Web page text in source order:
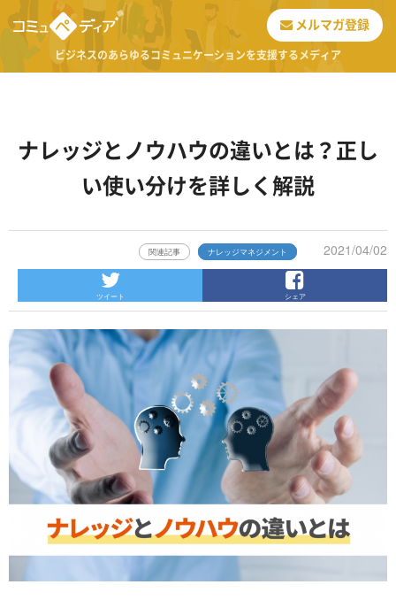
ビジネスのあらゆるコミュニケーションを支援するメディア
メルマガ登録
ナレッジとノウハウの違いとは？正し
い使い分けを詳しく解説
ツイート シェア
関連記事 ナレッジマネジメント 2021/04/02